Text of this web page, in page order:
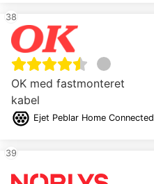
38
OK med fastmonteret
kabel
Ejet Peblar Home Connected
39